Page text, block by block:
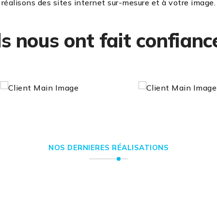
réalisons des sites internet sur-mesure et à votre image.
nous ont fait
NOS DERNIERES RÉALISATIONS